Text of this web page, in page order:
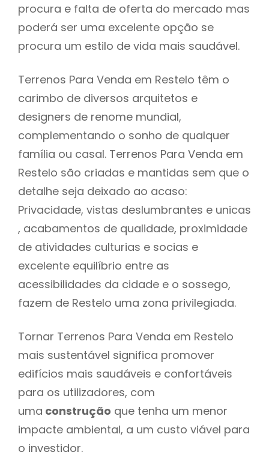
procura e falta de oferta do mercado mas
poderá ser uma excelente opção se
procura um estilo de vida mais saudável.
Terrenos Para Venda em Restelo têm o
carimbo de diversos arquitetos e
designers de renome mundial,
complementando o sonho de qualquer
família ou casal. Terrenos Para Venda em
Restelo são criadas e mantidas sem que o
detalhe seja deixado ao acaso:
Privacidade, vistas deslumbrantes e unicas
, acabamentos de qualidade, proximidade
de atividades culturias e socias e
excelente equilíbrio entre as
acessibilidades da cidade e o sossego,
fazem de Restelo uma zona privilegiada.
Tornar Terrenos Para Venda em Restelo
mais sustentável significa promover
edifícios mais saudáveis e confortáveis
para os utilizadores, com
uma construção que tenha um menor
impacte ambiental, a um custo viável para
o investidor.